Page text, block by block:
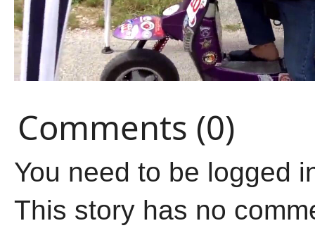
Comments (0)
You need to be logged
This story has no